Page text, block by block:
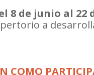
8 de junio al 22
a
COMO